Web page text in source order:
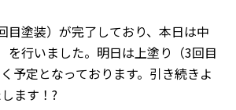
目塗装）が完了しており、本日は中
を行いました。明日は上塗り（3回目
予定となっております。引き続きよ
ます！?